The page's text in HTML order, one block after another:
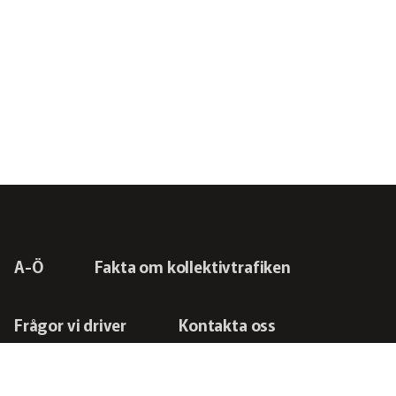
Serviceresor 2024
Serviceresor 2022
Miljö­nätverket
A-Ö Fakta om kollektivtrafiken
Frågor vi driver Kontakta oss